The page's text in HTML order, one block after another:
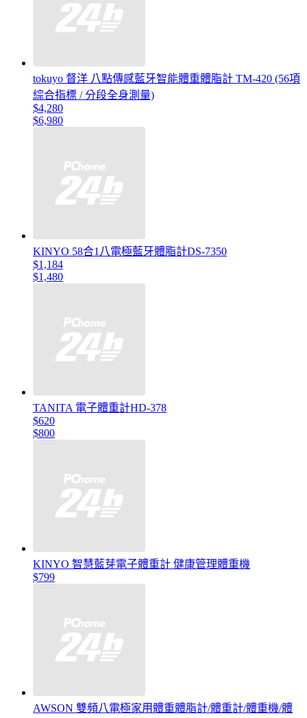
tokuyo 督洋 八點傳感藍牙智能體重體脂計 TM-420 (56項
綜合指標 / 分段全身測量)
$4,280
$6,980
KINYO 58合1八電極藍牙體脂計DS-7350
$1,184
$1,480
TANITA 電子體重計HD-378
$620
$800
KINYO 智慧藍芽電子體重計 健康管理體重機
$799
AWSON 雙頻八電極家用體重體脂計/體重計/體重機/體